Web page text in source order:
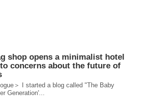
shop opens a minimalist hotel
concerns about the future of
＞ I started a blog called "The Baby
Generation'...